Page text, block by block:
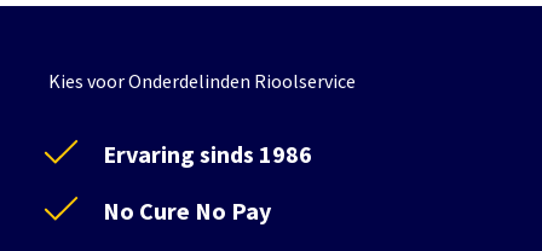
Kies voor Onderdelinden Rioolservice
Ervaring sinds 1986
No Cure No Pay